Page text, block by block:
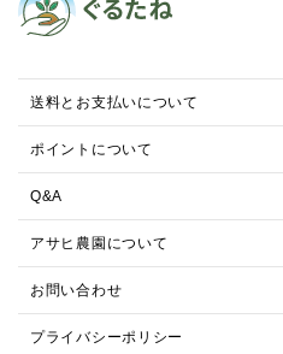
送料とお支払いについて
ポイントについて
Q&A
アサヒ農園について
お問い合わせ
プライバシーポリシー